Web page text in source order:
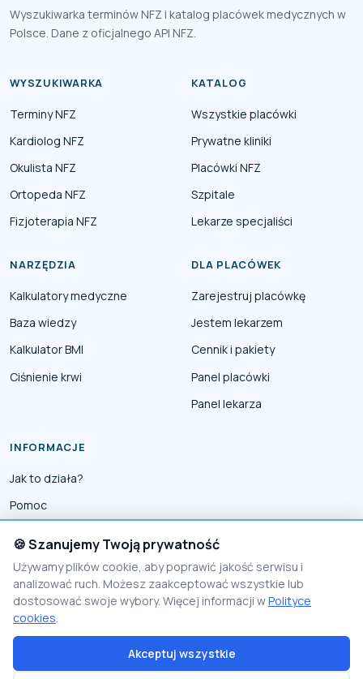
Wyszukiwarka terminów NFZ i katalog placówek medycznych w
Polsce. Dane z oficjalnego API NFZ.
WYSZUKIWARKA
Terminy NFZ
Kardiolog NFZ
Okulista NFZ
Ortopeda NFZ
Fizjoterapia NFZ
KATALOG
Wszystkie placówki
Prywatne kliniki
Placówki NFZ
Szpitale
Lekarze specjaliści
NARZĘDZIA
Kalkulatory medyczne
Baza wiedzy
Kalkulator BMI
Ciśnienie krwi
DLA PLACÓWEK
Zarejestruj placówkę
Jestem lekarzem
Cennik i pakiety
Panel placówki
Panel lekarza
INFORMACJE
Jak to działa?
Pomoc
Reklama
Polityka prywatności
Polityka Cookies
© 2026 PomocnikMedyczny
🍪 Szanujemy Twoją prywatność
Używamy plików cookie, aby poprawić jakość serwisu i
analizować ruch. Możesz zaakceptować wszystkie lub
dostosować swoje wybory. Więcej informacji wPolityce
cookies.
Akceptuj wszystkie